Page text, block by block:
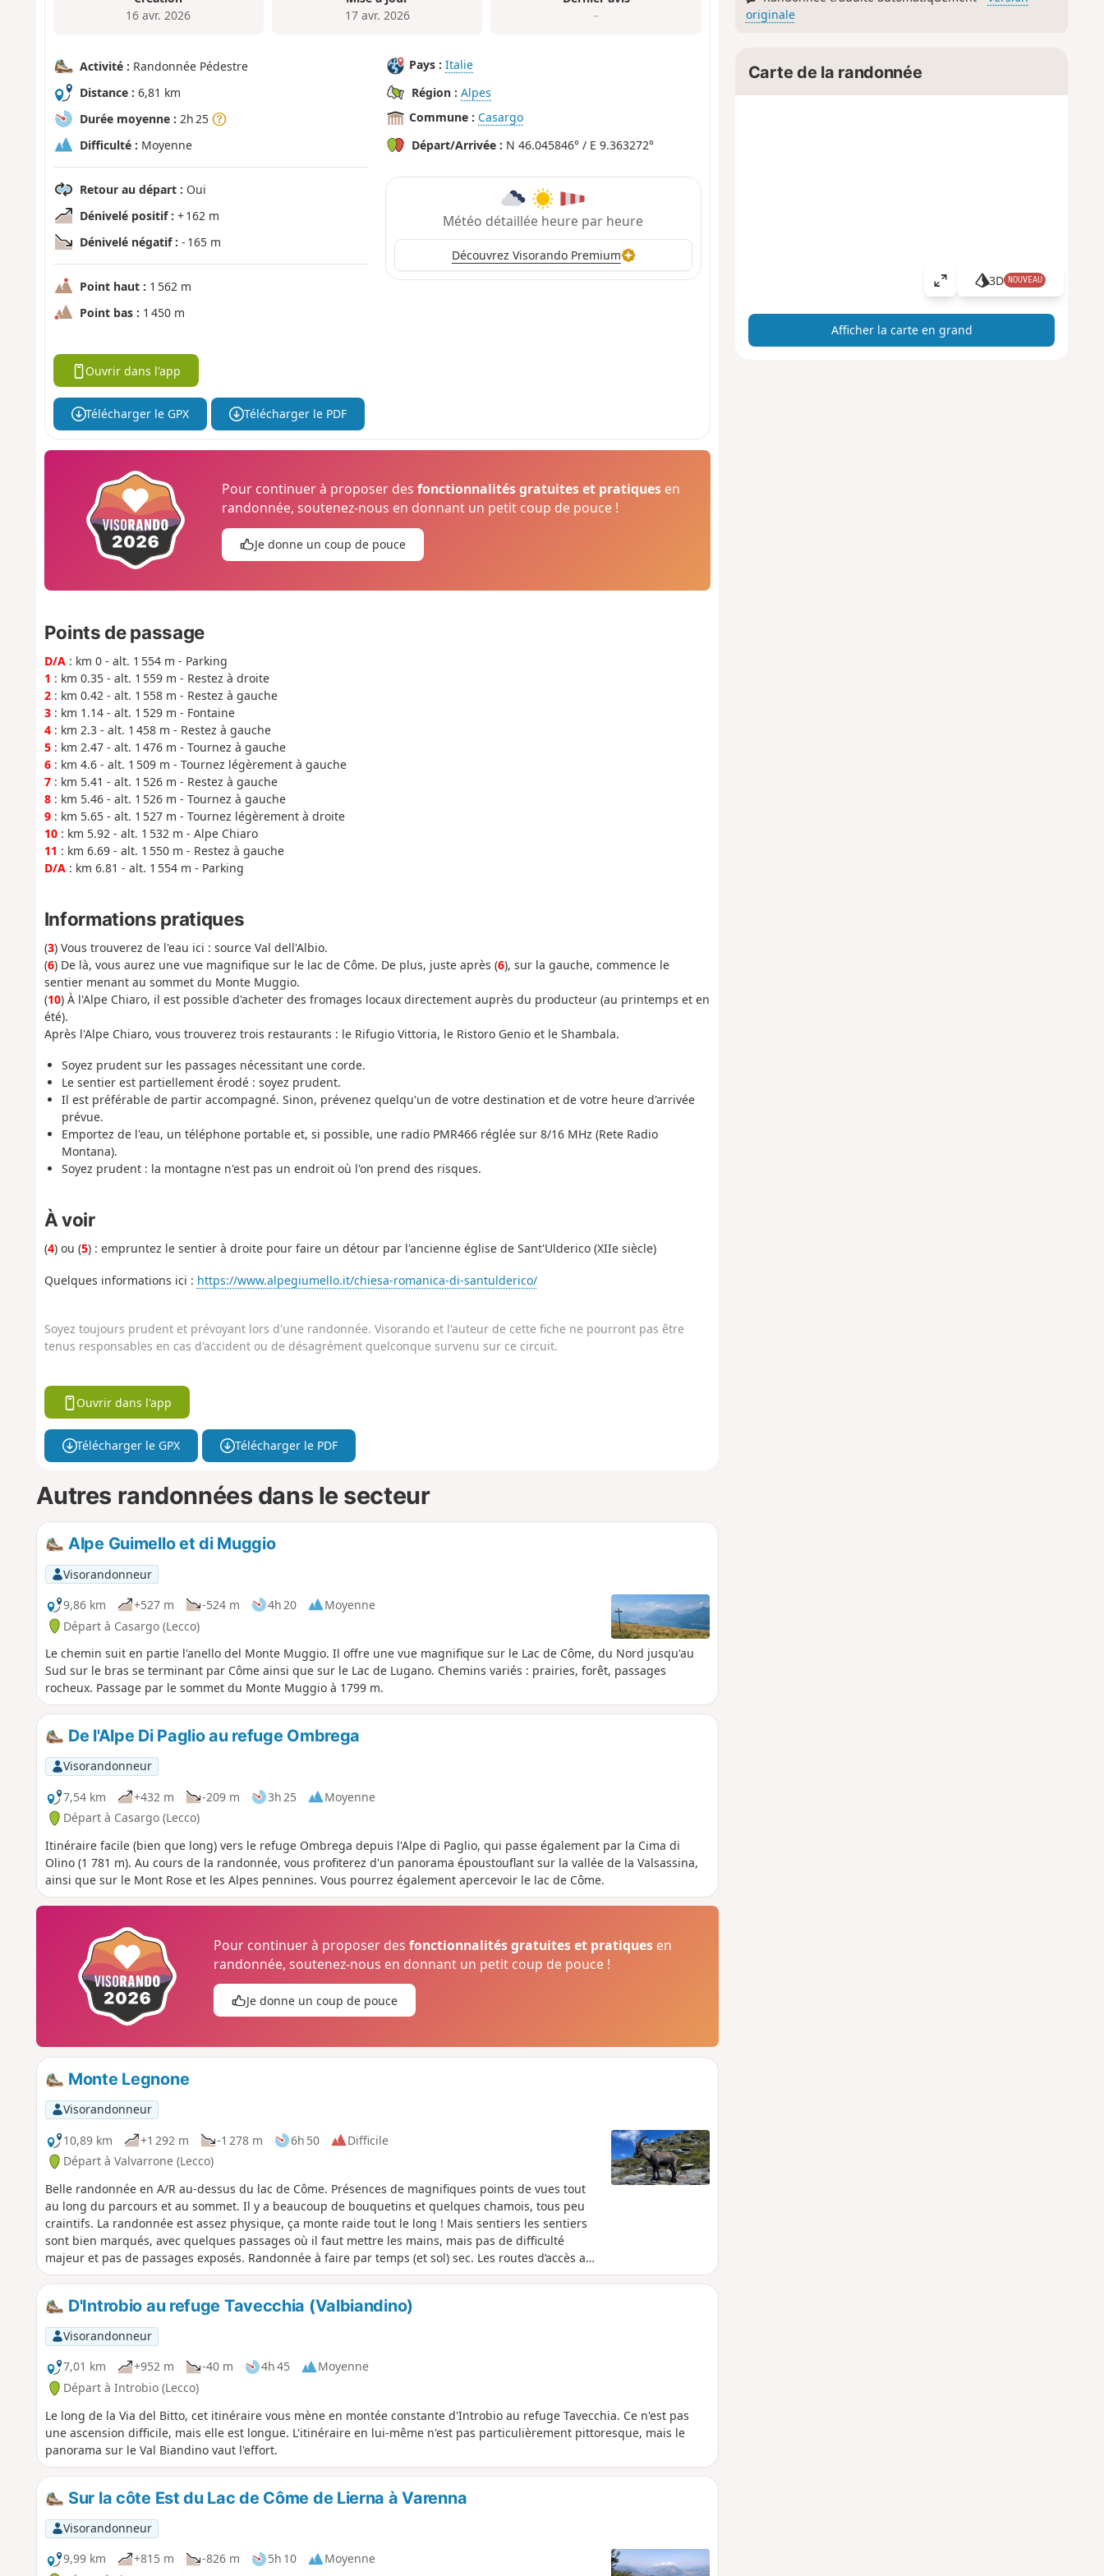
16 avr. 2026
17 avr. 2026
–
Activité : Randonnée Pédestre
Distance : 6,81 km
Durée moyenne : 2h 25
Difficulté : Moyenne
Retour au départ : Oui
Dénivelé positif : + 162 m
Dénivelé négatif : - 165 m
Point haut : 1 562 m
Point bas : 1 450 m
Pays : Italie
Région : Alpes
Commune : Casargo
Départ/Arrivée : N 46.045846° / E 9.363272°
Météo détaillée heure par heure
Découvrez Visorando Premium
Ouvrir dans l'app
Télécharger le GPX Télécharger le PDF
Pour continuer à proposer desfonctionnalités gratuites et pratiques en
randonnée, soutenez-nous en donnant un petit coup de pouce !
Je donne un coup de pouce
Points de passage
D/A: km 0 - alt. 1 554 m - Parking
1 : km 0.35 - alt. 1 559 m - Restez à droite
2: km 0.42 - alt. 1 558 m - Restez à gauche
3: km 1.14 - alt. 1 529 m - Fontaine
4: km 2.3 - alt. 1 458 m - Restez à gauche
5: km 2.47 - alt. 1 476 m - Tournez à gauche
6: km 4.6 - alt. 1 509 m - Tournez légèrement à gauche
7: km 5.41 - alt. 1 526 m - Restez à gauche
8: km 5.46 - alt. 1 526 m - Tournez à gauche
9: km 5.65 - alt. 1 527 m - Tournez légèrement à droite
10: km 5.92 - alt. 1 532 m - Alpe Chiaro
11 : km 6.69 - alt. 1 550 m - Restez à gauche
D/A: km 6.81 - alt. 1 554 m - Parking
Informations pratiques
(3) Vous trouverez de l'eau ici : source Val dell'Albio.
(6) De là, vous aurez une vue magnifique sur le lac de Côme. De plus, juste après (6), sur la gauche, commence le
sentier menant au sommet du Monte Muggio.
(10) À l'Alpe Chiaro, il est possible d'acheter des fromages locaux directement auprès du producteur (au printemps et en
été).
Après l'Alpe Chiaro, vous trouverez trois restaurants : le Rifugio Vittoria, le Ristoro Genio et le Shambala.
Soyez prudent sur les passages nécessitant une corde.
Le sentier est partiellement érodé : soyez prudent.
Il est préférable de partir accompagné. Sinon, prévenez quelqu'un de votre destination et de votre heure d'arrivée
prévue.
Emportez de l'eau, un téléphone portable et, si possible, une radio PMR466 réglée sur 8/16 MHz (Rete Radio
Montana).
Soyez prudent : la montagne n'est pas un endroit où l'on prend des risques.
À voir
(4) ou (5) : empruntez le sentier à droite pour faire un détour par l'ancienne église de Sant'Ulderico (XIIe siècle)
Quelques informations ici : https://www.alpegiumello.it/chiesa-romanica-di-santulderico/
Soyez toujours prudent et prévoyant lors d'une randonnée. Visorando et l'auteur de cette fiche ne pourront pas être
tenus responsables en cas d'accident ou de désagrément quelconque survenu sur ce circuit.
Ouvrir dans l'app
Télécharger le GPX Télécharger le PDF
Autres randonnées dans le secteur
Alpe Guimello et di Muggio
Visorandonneur
9,86 km
+527 m -524 m 4h 20
Moyenne
Départ à Casargo (Lecco)
Le chemin suit en partie l'anello del Monte Muggio. Il offre une vue magnifique sur le Lac de Côme, du Nord jusqu'au
Sud sur le bras se terminant par Côme ainsi que sur le Lac de Lugano. Chemins variés : prairies, forêt, passages
rocheux. Passage par le sommet du Monte Muggio à 1799 m.
De l'Alpe Di Paglio au refuge Ombrega
Visorandonneur
7,54 km
+432 m -209 m 3h 25
Moyenne
Départ à Casargo (Lecco)
Itinéraire facile (bien que long) vers le refuge Ombrega depuis l'Alpe di Paglio, qui passe également par la Cima di
Olino (1 781 m). Au cours de la randonnée, vous profiterez d'un panorama époustouflant sur la vallée de la Valsassina,
ainsi que sur le Mont Rose et les Alpes pennines. Vous pourrez également apercevoir le lac de Côme.
Pour continuer à proposer desfonctionnalités gratuites et pratiques en
randonnée, soutenez-nous en donnant un petit coup de pouce !
Je donne un coup de pouce
Monte Legnone
Visorandonneur
10,89 km
+1 292 m -1 278 m 6h 50
Difficile
Départ à Valvarrone (Lecco)
Belle randonnée en A/R au-dessus du lac de Côme. Présences de magnifiques points de vues tout
au long du parcours et au sommet. Il y a beaucoup de bouquetins et quelques chamois, tous peu
craintifs. La randonnée est assez physique, ça monte raide tout le long ! Mais sentiers les sentiers
sont bien marqués, avec quelques passages où il faut mettre les mains, mais pas de difficulté
majeur et pas de passages exposés. Randonnée à faire par temps (et sol) sec. Les routes d’accès au
départ sont très étroites.
D'Introbio au refuge Tavecchia (Valbiandino)
Visorandonneur
7,01 km
+952 m -40 m 4h 45
Moyenne
Départ à Introbio (Lecco)
Le long de la Via del Bitto, cet itinéraire vous mène en montée constante d'Introbio au refuge Tavecchia. Ce n'est pas
une ascension difficile, mais elle est longue. L'itinéraire en lui-même n'est pas particulièrement pittoresque, mais le
panorama sur le Val Biandino vaut l'effort.
Sur la côte Est du Lac de Côme de Lierna à Varenna
Visorandonneur
9,99 km
+815 m -826 m 5h 10
Moyenne
originale
Carte de la randonnée
A
c
3D NOUVEAU
Afficher la carte en grand